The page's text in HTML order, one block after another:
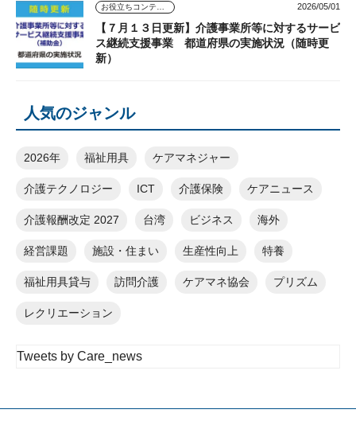
2026/05/01
【７月１３日更新】介護事業所等に対するサービ
ス継続支援事業 都道府県の実施状況（随時更
新）
人気のジャンル
2026年 福祉用具 ケアマネジャー
介護テクノロジー ICT 介護保険 ケアニュース
介護報酬改定 2027 台湾 ビジネス 海外
経営課題 施設・住まい 生産性向上 特養
福祉用具貸与 訪問介護 ケアマネ協会 プリズム
レクリエーション
Tweets by Care_news